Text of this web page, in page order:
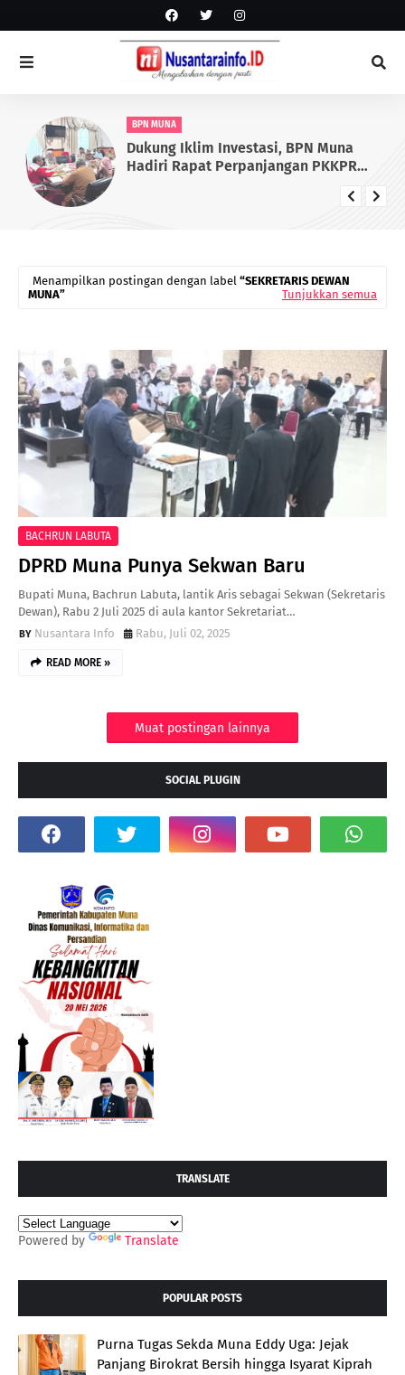
BPN MUNA
Dukung Iklim Investasi, BPN Muna
Hadiri Rapat Perpanjangan PKKPR
Menampilkan postingan dengan label SEKRETARIS DEWAN
MUNA
Tunjukkan semua
BACHRUN LABUTA
DPRD Muna Punya Sekwan Baru
Bupati Muna, Bachrun Labuta, lantik Aris sebagai Sekwan (Sekretaris
Dewan), Rabu 2 Juli 2025 di aula kantor Sekretariat…
Nusantara Info
Rabu, Juli 02, 2025
READ MORE »
Muat postingan lainnya
SOCIAL PLUGIN
TRANSLATE
Powered by Translate
POPULAR POSTS
Purna Tugas Sekda Muna Eddy Uga: Jejak
Panjang Birokrat Bersih hingga Isyarat Kiprah